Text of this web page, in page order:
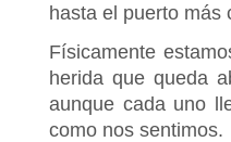
hasta el puerto más
Físicamente
herida que queda
aunque cada uno
como nos sentimos.